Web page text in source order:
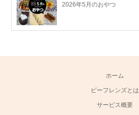
2026年5月のおやつ
ホーム
ビーフレンズとは
サービス概要